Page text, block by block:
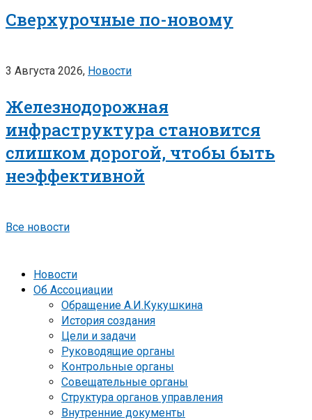
Сверхурочные по-новому
3 Августа 2026, Новости
Железнодорожная
инфраструктура становится
слишком дорогой, чтобы быть
неэффективной
Все новости
Новости
Об Ассоциации
Обращение А.И.Кукушкина
История создания
Цели и задачи
Руководящие органы
Контрольные органы
Совещательные органы
Структура органов управления
Внутренние документы